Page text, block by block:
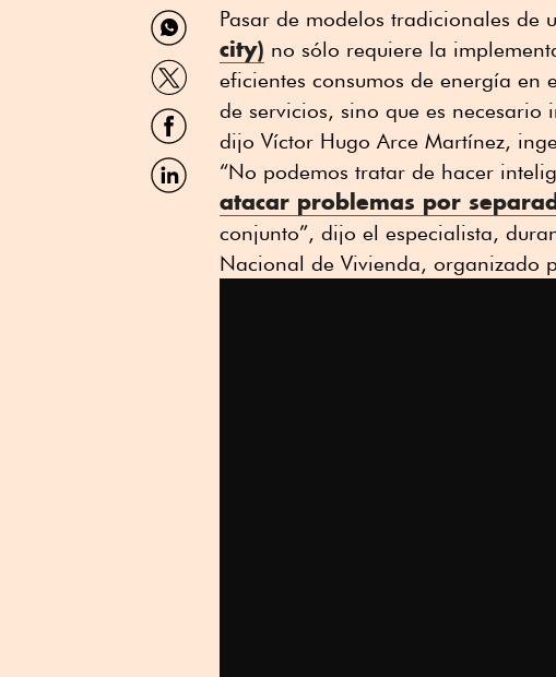
Compartir
por
WhatsApp
Compartir
por
Twitter
Compartir
por
Facebook
Compartir
por
Pasar de modelos tradicionales de
city) no sólo requiere la
eficientes consumos de energía
de servicios, sino que es
dijo Víctor Hugo Arce Martínez,
“No podemos tratar de hacer
atacar problemas por
conjunto”, dijo el especialista,
Nacional de Vivienda, organizado